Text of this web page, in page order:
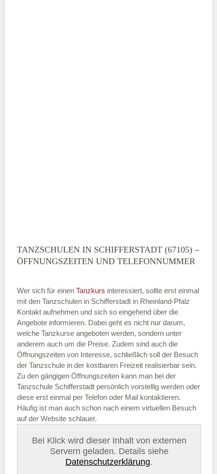
TANZSCHULEN IN SCHIFFERSTADT (67105) –
ÖFFNUNGSZEITEN UND TELEFONNUMMER
Wer sich für einen Tanzkurs interessiert, sollte erst einmal
mit den Tanzschulen in Schifferstadt in Rheinland-Pfalz
Kontakt aufnehmen und sich so eingehend über die
Angebote informieren. Dabei geht es nicht nur darum,
welche Tanzkurse angeboten werden, sondern unter
anderem auch um die Preise. Zudem sind auch die
Öffnungszeiten von Interesse, schließlich soll der Besuch
der Tanzschule in der kostbaren Freizeit realisierbar sein.
Zu den gängigen Öffnungszeiten kann man bei der
Tanzschule Schifferstadt persönlich vorstellig werden oder
diese erst einmal per Telefon oder Mail kontaktieren.
Häufig ist man auch schon nach einem virtuellen Besuch
auf der Website schlauer.
Bei Klick wird dieser Inhalt von externen
Servern geladen. Details siehe
Datenschutzerklärung.